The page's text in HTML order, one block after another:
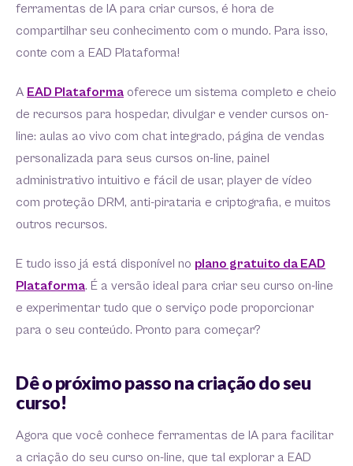
ferramentas de IA para criar cursos, é hora de
compartilhar seu conhecimento com o mundo. Para isso,
conte com a EAD Plataforma!
A EAD Plataforma oferece um sistema completo e cheio
de recursos para hospedar, divulgar e vender cursos on-
line: aulas ao vivo com chat integrado, página de vendas
personalizada para seus cursos on-line, painel
administrativo intuitivo e fácil de usar, player de vídeo
com proteção DRM, anti-pirataria e criptografia, e muitos
outros recursos.
E tudo isso já está disponível no plano gratuito da EAD
Plataforma. É a versão ideal para criar seu curso on-line
e experimentar tudo que o serviço pode proporcionar
para o seu conteúdo. Pronto para começar?
Dê o próximo passo na criação do seu
curso!
Agora que você conhece ferramentas de IA para facilitar
a criação do seu curso on-line, que tal explorar a EAD